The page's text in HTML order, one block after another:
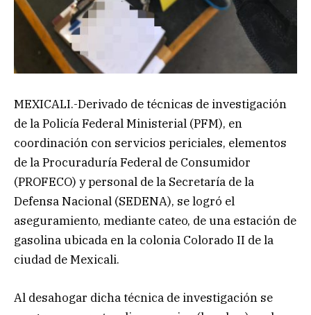
MEXICALI.-Derivado de técnicas de investigación
de la Policía Federal Ministerial (PFM), en
coordinación con servicios periciales, elementos
de la Procuraduría Federal de Consumidor
(PROFECO) y personal de la Secretaría de la
Defensa Nacional (SEDENA), se logró el
aseguramiento, mediante cateo, de una estación de
gasolina ubicada en la colonia Colorado II de la
ciudad de Mexicali.
Al desahogar dicha técnica de investigación se